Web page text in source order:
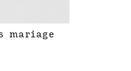
mariage